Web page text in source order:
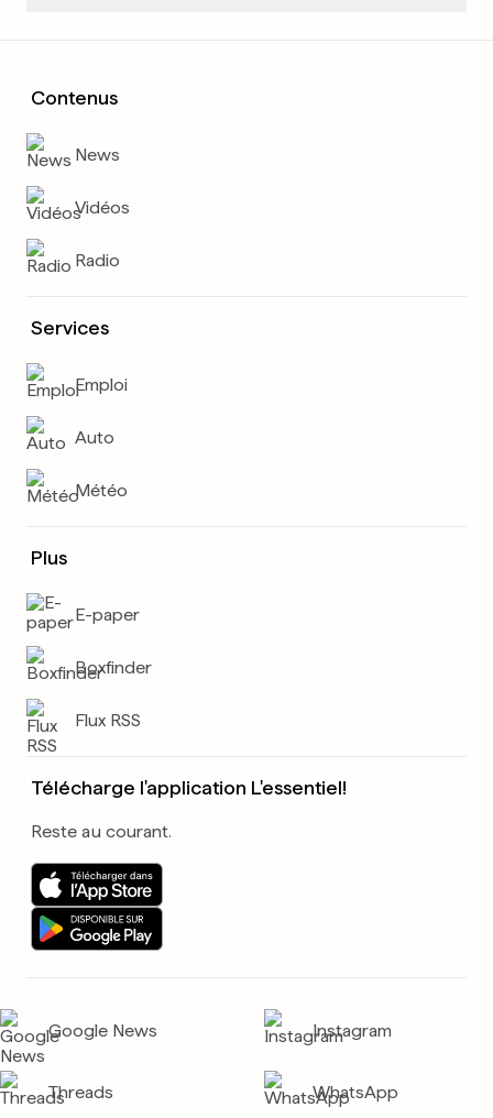
Contenus
News
Vidéos
Radio
Services
Emploi
Auto
Météo
Plus
E-paper
Boxfinder
Flux RSS
Télécharge l'application L'essentiel!
Reste au courant.
Google News Instagram
Threads WhatsApp